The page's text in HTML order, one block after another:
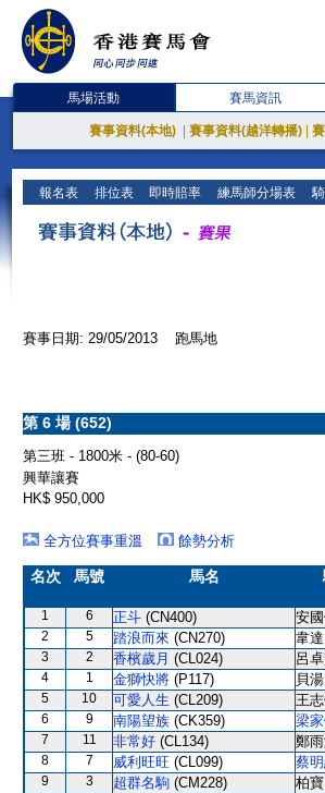
馬場活動 賽馬資訊
賽事資料(本地) 賽事資料(越洋轉播)
報名表 排位表 即時賠率 練馬師分場表
賽事日期: 29/05/2013 跑馬地
第 6 場 (652)
第三班 - 1800米 - (80-60)
興華讓賽
HK$ 950,000
全方位賽事重溫
餘勢分析
名次 馬號 馬名
1 6 正斗 (CN400) 安
2
5 踏浪而來 (CN270) 韋達
3
2 香檳歲月 (CL024) 呂
4
1 金獅快將 (P117) 貝
5
10 可愛人生 (CL209) 王
6
9 南陽望族 (CK359) 梁
7
11 非常好 (CL134) 鄭
8
7 威利旺旺 (CL099) 蔡
9
3 超群名駒 (CM228) 柏寶